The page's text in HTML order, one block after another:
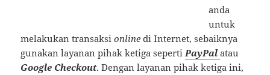
anda
untuk
melakukan transaksionline di Internet, sebaiknya
gunakan layanan pihak ketiga sepertiPayPal atau
Google Checkout. Dengan layanan pihak ketiga ini,